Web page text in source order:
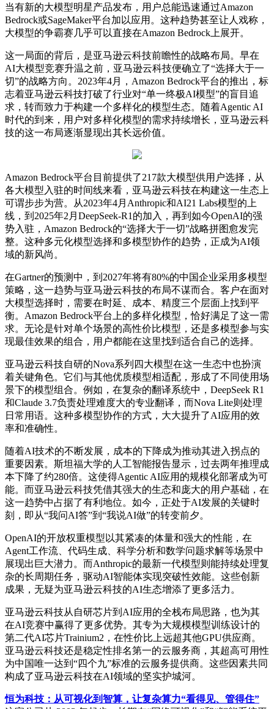
当有新的大模型明星产品发布，用户总能迅速通过Amazon
Bedrock或SageMaker平台加以应用。这种趋势甚至让人戏称，
大模型的争霸赛几乎可以直接在Amazon Bedrock上展开。
这一局面的背后，是亚马逊云科技前瞻性的战略布局。早在
AI大模型竞赛升温之前，亚马逊云科技便确立了“选择大于一
切”的战略方向。2023年4月，Amazon Bedrock平台的推出，标
志着亚马逊云科技打破了行业对“单一终极AI模型”的盲目追
求，转而致力于构建一个多样化的模型生态。随着Agentic AI
时代的到来，用户对多样化模型的需求持续增长，亚马逊云科
技的这一布局逐渐显现出其长远价值。
Amazon Bedrock平台目前提供了217款大模型供用户选择，从
各大模型入驻的时间线来看，亚马逊云科技在构建这一生态上
可谓步步为营。从2023年4月Anthropic和AI21 Labs模型的上
线，到2025年2月DeepSeek-R1的加入，再到如今OpenAI的强
势入驻，Amazon Bedrock的“选择大于一切”战略拼图愈发完
整。这种多元化模型选择和多模型协作的趋势，正成为AI领
域的新风尚。
在Gartner的预测中，到2027年将有80%的中国企业采用多模型
策略，这一趋势与亚马逊云科技的布局不谋而合。客户在面对
大模型选择时，需要在时延、成本、精度三个层面上找到平
衡。Amazon Bedrock平台上的多样化模型，恰好满足了这一需
求。无论是针对单个场景的高性价比模型，还是多模型参与实
现最佳效果的组合，用户都能在这里找到适合自己的选择。
亚马逊云科技自研的Nova系列四大模型在这一生态中也扮演
着关键角色。它们与其他优质模型相适配，形成了不同使用场
景下的模型组合。例如，在复杂的翻译系统中，DeepSeek R1
和Claude 3.7负责处理难度大的专业翻译，而Nova Lite则处理
日常用语。这种多模型协作的方式，大大提升了AI应用的效
率和准确性。
随着AI技术的不断发展，成本的下降成为推动其进入拐点的
重要因素。斯坦福大学的人工智能报告显示，过去两年推理成
本下降了约280倍。这使得Agentic AI应用的规模化部署成为可
能。而亚马逊云科技凭借其强大的生态和庞大的用户基础，在
这一趋势中占据了有利地位。如今，正处于AI发展的关键时
刻，即从“我问AI答”到“我说AI做”的转变前夕。
OpenAI的开放权重模型以其紧凑的体量和强大的性能，在
Agent工作流、代码生成、科学分析和数学问题求解等场景中
展现出巨大潜力。而Anthropic的最新一代模型则能持续处理复
杂的长周期任务，驱动AI智能体实现突破性效能。这些创新
成果，无疑为亚马逊云科技的AI生态增添了更多活力。
亚马逊云科技从自研芯片到AI应用的全栈布局思路，也为其
在AI竞赛中赢得了更多优势。其专为大规模模型训练设计的
第二代AI芯片Trainium2，在性价比上远超其他GPU供应商。
亚马逊云科技还是稳定性排名第一的云服务商，其超高可用性
为中国唯一达到“四个九”标准的云服务提供商。这些因素共同
构成了亚马逊云科技在AI领域的坚实护城河。
恒为科技：从可视化到智算，让复杂算力“看得见、管得住”